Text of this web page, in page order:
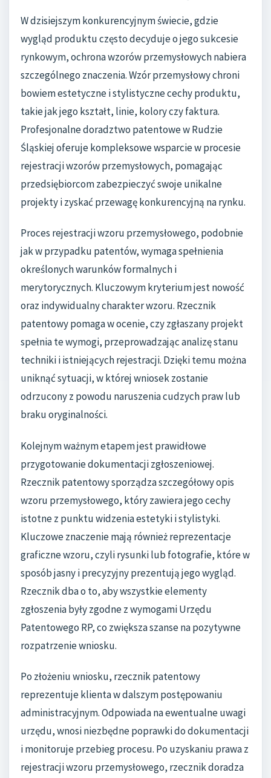
W dzisiejszym konkurencyjnym świecie, gdzie
wygląd produktu często decyduje o jego sukcesie
rynkowym, ochrona wzorów przemysłowych nabiera
szczególnego znaczenia. Wzór przemysłowy chroni
bowiem estetyczne i stylistyczne cechy produktu,
takie jak jego kształt, linie, kolory czy faktura.
Profesjonalne doradztwo patentowe w Rudzie
Śląskiej oferuje kompleksowe wsparcie w procesie
rejestracji wzorów przemysłowych, pomagając
przedsiębiorcom zabezpieczyć swoje unikalne
projekty i zyskać przewagę konkurencyjną na rynku.
Proces rejestracji wzoru przemysłowego, podobnie
jak w przypadku patentów, wymaga spełnienia
określonych warunków formalnych i
merytorycznych. Kluczowym kryterium jest nowość
oraz indywidualny charakter wzoru. Rzecznik
patentowy pomaga w ocenie, czy zgłaszany projekt
spełnia te wymogi, przeprowadzając analizę stanu
techniki i istniejących rejestracji. Dzięki temu można
uniknąć sytuacji, w której wniosek zostanie
odrzucony z powodu naruszenia cudzych praw lub
braku oryginalności.
Kolejnym ważnym etapem jest prawidłowe
przygotowanie dokumentacji zgłoszeniowej.
Rzecznik patentowy sporządza szczegółowy opis
wzoru przemysłowego, który zawiera jego cechy
istotne z punktu widzenia estetyki i stylistyki.
Kluczowe znaczenie mają również reprezentacje
graficzne wzoru, czyli rysunki lub fotografie, które w
sposób jasny i precyzyjny prezentują jego wygląd.
Rzecznik dba o to, aby wszystkie elementy
zgłoszenia były zgodne z wymogami Urzędu
Patentowego RP, co zwiększa szanse na pozytywne
rozpatrzenie wniosku.
Po złożeniu wniosku, rzecznik patentowy
reprezentuje klienta w dalszym postępowaniu
administracyjnym. Odpowiada na ewentualne uwagi
urzędu, wnosi niezbędne poprawki do dokumentacji
i monitoruje przebieg procesu. Po uzyskaniu prawa z
rejestracji wzoru przemysłowego, rzecznik doradza